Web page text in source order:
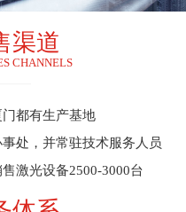
渠道
CHANNELS
都有生产基地
处，并常驻技术服务人员
激光设备2500-3000台